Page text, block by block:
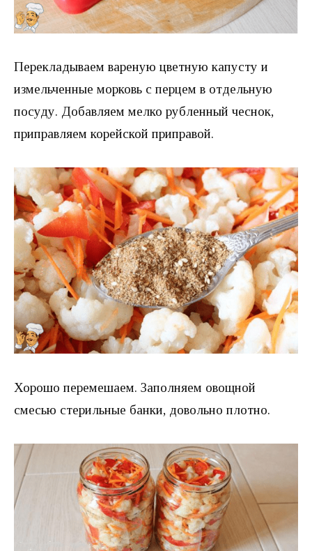
Перекладываем вареную цветную капусту и
измельченные морковь с перцем в отдельную
посуду. Добавляем мелко рубленный чеснок,
приправляем корейской приправой.
Хорошо перемешаем. Заполняем овощной
смесью стерильные банки, довольно плотно.